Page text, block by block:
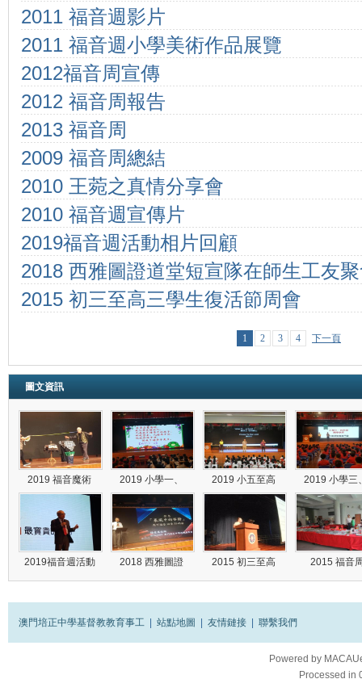
2011 福音週影片
2011 福音週小學美術作品展覽
2012福音周宣傳
2012 福音周報告
2013 福音周
2009 福音周總結
2010 王菀之真情分享會
2010 福音週宣傳片
2019福音週活動相片回顧
2018 西雅圖證道堂短宣隊在師生工友
2015 初三至高三學生復活節周會
1 2 3 4 下一頁
圖文資訊
2019 福音魔術 2019 小學一、 2019 小五至高 2019 小學三
2019福音週活動 2018 西雅圖證 2015 初三至高 2015 福音
澳門培正中學基督教教育事工 站點地圖 友情鏈接 聯繫我們
Powered by
Processed in